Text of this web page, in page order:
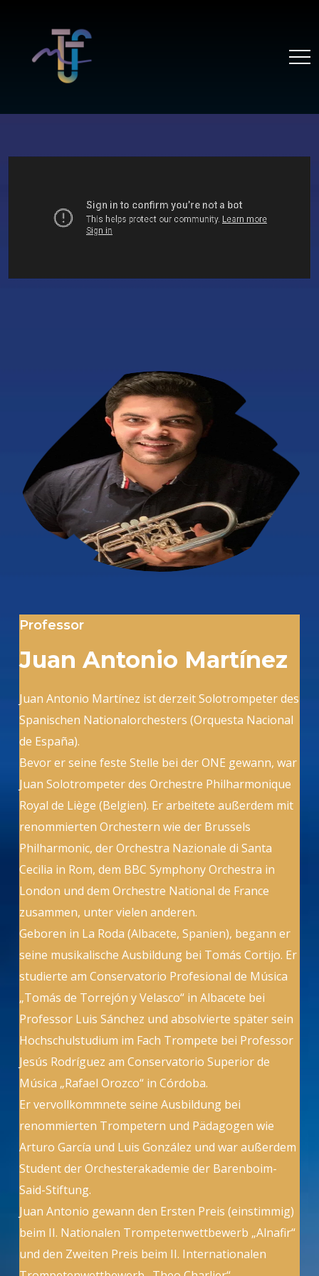
Professor
Juan Antonio Martínez
Juan Antonio Martínez ist derzeit Solotrompeter des
Spanischen Nationalorchesters (Orquesta Nacional
de España).
Bevor er seine feste Stelle bei der ONE gewann, war
Juan Solotrompeter des Orchestre Philharmonique
Royal de Liège (Belgien). Er arbeitete außerdem mit
renommierten Orchestern wie der Brussels
Philharmonic, der Orchestra Nazionale di Santa
Cecilia in Rom, dem BBC Symphony Orchestra in
London und dem Orchestre National de France
zusammen, unter vielen anderen.
Geboren in La Roda (Albacete, Spanien), begann er
seine musikalische Ausbildung bei Tomás Cortijo. Er
studierte am Conservatorio Profesional de Música
„Tomás de Torrejón y Velasco“ in Albacete bei
Professor Luis Sánchez und absolvierte später sein
Hochschulstudium im Fach Trompete bei Professor
Jesús Rodríguez am Conservatorio Superior de
Música „Rafael Orozco“ in Córdoba.
Er vervollkommnete seine Ausbildung bei
renommierten Trompetern und Pädagogen wie
Arturo García und Luis González und war außerdem
Student der Orchesterakademie der Barenboim-
Said-Stiftung.
Juan Antonio gewann den Ersten Preis (einstimmig)
beim II. Nationalen Trompetenwettbewerb „Alnafir“
und den Zweiten Preis beim II. Internationalen